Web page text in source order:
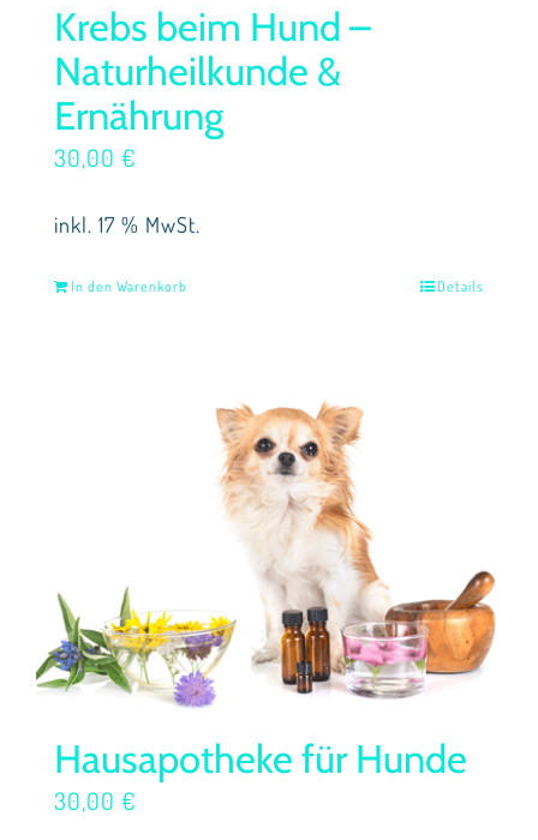
Krebs beim Hund –
Naturheilkunde &
Ernährung
30,00 €
inkl. 17 % MwSt.
In den Warenkorb Details
Hausapotheke für Hunde
30,00 €